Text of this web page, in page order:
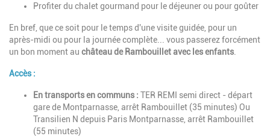
Profiter du chalet gourmand pour le déjeuner ou pour goûter
En bref, que ce soit pour le temps d'une visite guidée, pour un
après-midi ou pour la journée complète... vous passerez forcément
un bon moment au château de Rambouillet avec les enfants
Accès :
En transports en communs : TER REMI semi direct - départ
gare de Montparnasse, arrêt Rambouillet (35 minutes) Ou
Transilien N depuis Paris Montparnasse, arrêt Rambouillet
(55 minutes)